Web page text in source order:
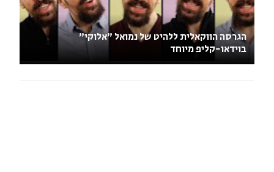
הגרסה הווקאלית ללהיט של נמואל "אלוקי"
בוידאו-קליפ מיוחד